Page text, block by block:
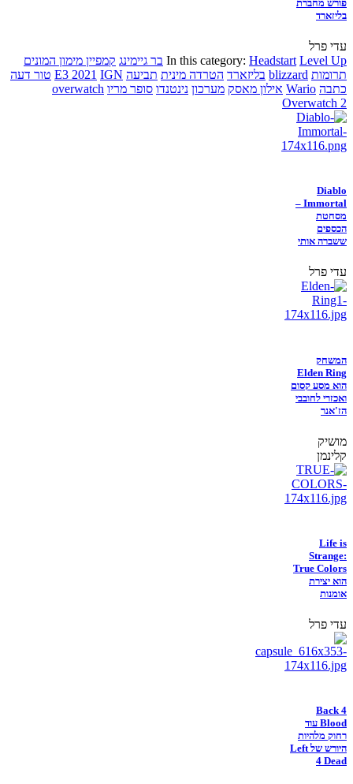
פורש מחברת
בליזארד
עדי פרל
In this category: Headstart Level Up בר גיימינג קמפיין מימון המונים
תרומות blizzard בליזארד הטרדה מינית תביעה E3 2021 IGN
טור דעה
כתבה Wario אילון מאסק מערכון נינטנדו סופר מריו overwatch
Overwatch 2
Diablo
Immortal –
מסחטת
הכספים
ששברה אותי
עדי פרל
המשחק
Elden Ring
הוא מסע קסום
ואכזרי לחובבי
הז'אנר
מושיק
קלינמן
Life is
Strange:
True Colors
הוא יצירת
אומנות
עדי פרל
Back 4
Blood עוד
רחוק מלהיות
היורש של Left
4 Dead